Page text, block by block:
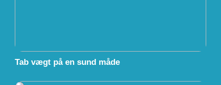
Tab vægt på en sund måde